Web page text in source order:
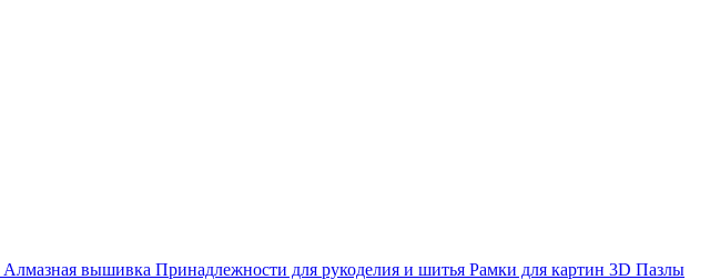
Алмазная вышивка Принадлежности для рукоделия и шитья Рамки для картин 3D Пазлы